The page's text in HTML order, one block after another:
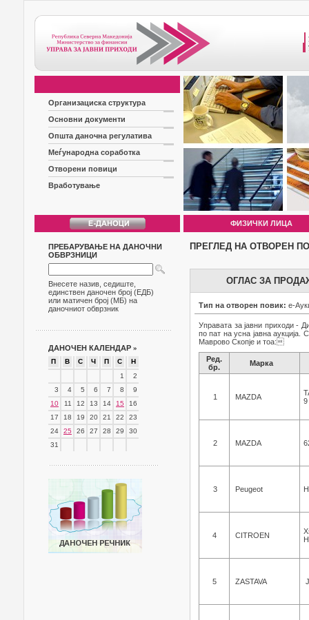
Организациска структура
Основни документи
Општа даночна регулатива
Меѓународна соработка
Отворени повици
Вработување
ФИЗИЧКИ ЛИЦА
ПРЕБАРУВАЊЕ НА ДАНОЧНИ
ОБВРЗНИЦИ
Внесете назив, седиште,
единствен даночен број (ЕДБ)
или матичен број (МБ) на
даночниот обврзник
ДАНОЧЕН КАЛЕНДАР »
П В С Ч П С
Н
1
2
3
4 5 6 7 8
9
10
11 12 13 14 15
16
17
18 19 20 21 22
23
24
25 26 27 28 29
30
31
ПРЕГЛЕД НА ОТВОРЕН
ОГЛАС ЗА
Тип на отворен повик: е-
Управата за јавни приходи -
по пат на усна јавна аукција.
Маврово Скопје и тоа:
Ред.
бр.
Марка
1 MAZDA
9
2 MAZDA
3 Peugeot
4 CITROEN
5 ZASTAVA